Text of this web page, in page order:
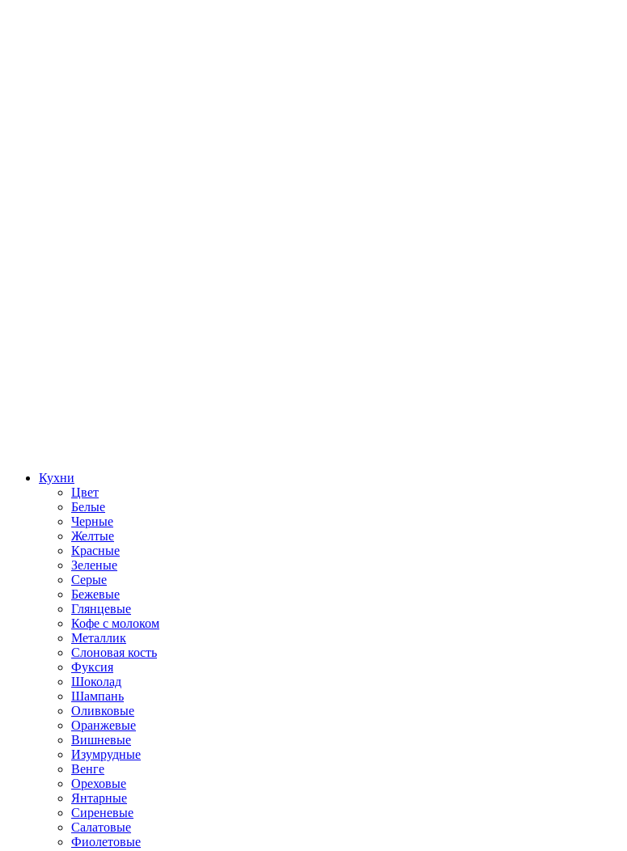
Кухни
Цвет
Белые
Черные
Желтые
Красные
Зеленые
Серые
Бежевые
Глянцевые
Кофе с молоком
Металлик
Слоновая кость
Фуксия
Шоколад
Шампань
Оливковые
Оранжевые
Вишневые
Изумрудные
Венге
Ореховые
Янтарные
Сиреневые
Салатовые
Фиолетовые